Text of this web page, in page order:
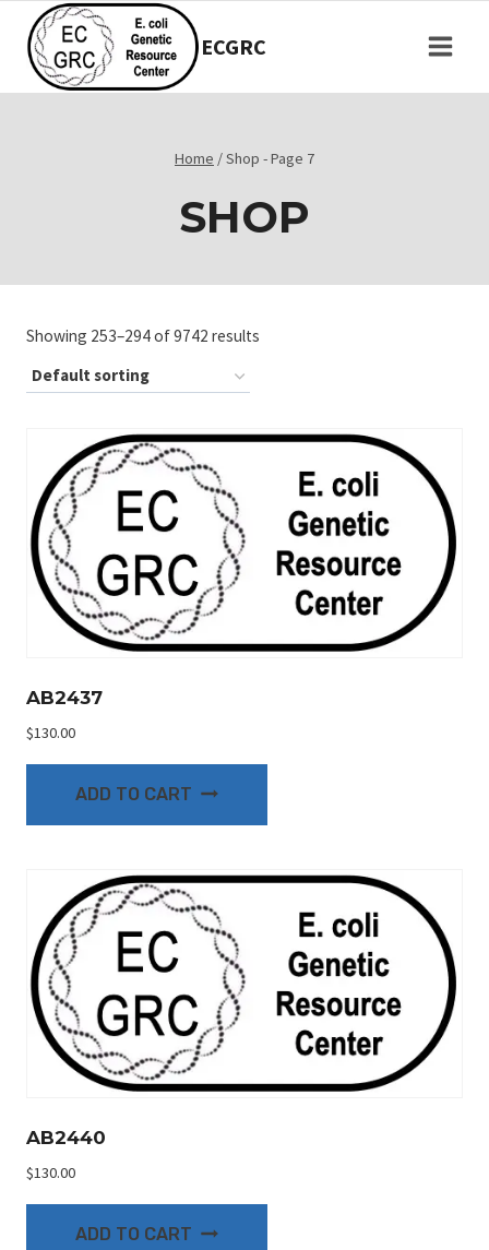
content
ECGRC
Home /Shop - Page 7
SHOP
Showing 253–294 of 9742 results
AB2437
$130.00
ADD TO CART
AB2440
$130.00
ADD TO CART